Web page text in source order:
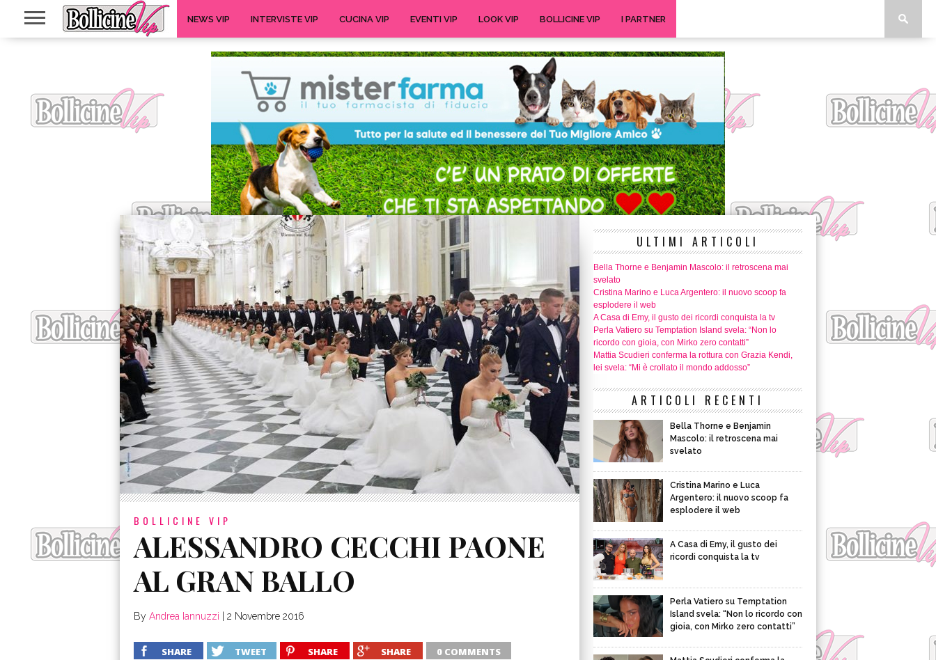
NEWS VIP INTERVISTE VIP CUCINA VIP EVENTI VIP LOOK VIP BOLLICINE VIP I PARTNER
BOLLICINE VIP
ALESSANDRO CECCHI PAONE
AL GRAN BALLO
By Andrea Iannuzzi 2 Novembre 2016
SHARE TWEET SHARE SHARE 0 COMMENTS
ULTIMI ARTICOLI
Bella Thorne e Benjamin Mascolo: il retroscena mai
svelato
Cristina Marino e Luca Argentero: il nuovo scoop fa
esplodere il web
A Casa di Emy, il gusto dei ricordi conquista la tv
Perla Vatiero su Temptation Island svela: “Non lo
ricordo con gioia, con Mirko zero contatti”
Mattia Scudieri conferma la rottura con Grazia Kendi,
lei svela: “Mi è crollato il mondo addosso”
ARTICOLI RECENTI
Bella Thorne e Benjamin
Mascolo: il retroscena mai
svelato
Cristina Marino e Luca
Argentero: il nuovo scoop fa
esplodere il web
A Casa di Emy, il gusto dei
ricordi conquista la tv
Perla Vatiero su Temptation
Island svela: “Non lo ricordo con
gioia, con Mirko zero contatti”